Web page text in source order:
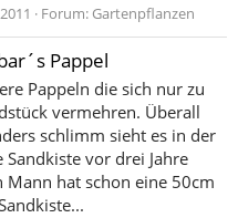
Forum: Gartenpflanzen
Pappel
Pappeln die sich nur zu
vermehren. Überall
schlimm sieht es in der
vor drei Jahre
Mann hat schon eine 50cm